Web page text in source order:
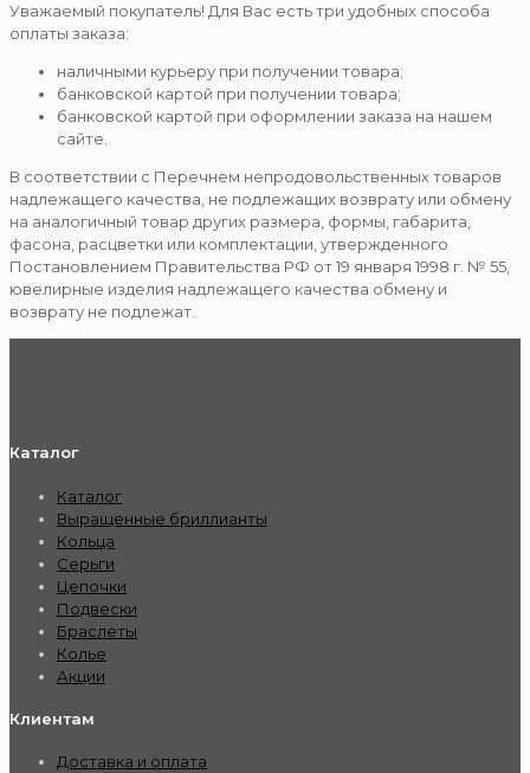
Уважаемый покупатель! Для Вас есть три удобных способа
оплаты заказа:
наличными курьеру при получении товара;
банковской картой при получении товара;
банковской картой при оформлении заказа на нашем
сайте.
В соответствии с Перечнем непродовольственных товаров
надлежащего качества, не подлежащих возврату или обмену
на аналогичный товар других размера, формы, габарита,
фасона, расцветки или комплектации, утвержденного
Постановлением Правительства РФ от 19 января 1998 г. № 55,
ювелирные изделия надлежащего качества обмену и
возврату не подлежат.
Каталог
Каталог
Выращенные бриллианты
Кольца
Серьги
Цепочки
Подвески
Браслеты
Колье
Акции
Клиентам
Доставка и оплата